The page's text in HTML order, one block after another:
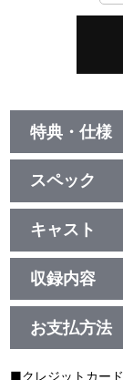
特典・仕様
他、仕様
描き下ろしイラス
スペック
品番：LACM-
ジャンル：国内ア
シングル／17分
キャスト
fhana、小林幸子
収録内容
お支払方法
■クレジットカード